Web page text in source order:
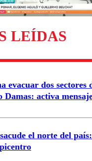
LEÍDAS
evacuar dos sectores
Damas: activa
el norte del